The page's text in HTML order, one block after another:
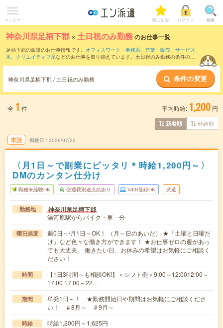
メニュー 気になる! ログイン 検索
神奈川県足柄下郡 ×土日祝のみ勤務のお仕事一覧
足柄下郡の派遣のお仕事情報です。 オフィスワーク・事務系、 営業・販売・サービス
系、 クリエイティブ系などのお仕事を取り揃えています。土日祝のみ勤務の条件の他
神奈川県足柄下郡 / 土日祝のみ勤務 条件の変更
全 1 件 平均時給: 1,200 円
新着順 時給順
未読 掲載日 2026/07/22
〈月1日～で副業にピッタリ＊時給1,200円～〉
DMのカンタン仕分け
職種未経験OK 交通費別途支給あり WEB登録OK 派遣
勤務地 神奈川県足柄下郡
湯河原駅からバイク・車---分
曜日頻度
週0日～/月1日～OK！ （月～日のあいだ） ★「土曜と日曜だ
け」など色々な働き方ができます！ ★お仕事ゼロの週があっ
ても大丈夫。 働きたい日、お休みの希望はお気軽にご相談く
ださい！
時間
【1日3時間～も相談OK!】＜シフト例＞9:00～12:0012:00～
17:00 17:00～22…
期間
単発1日～！ ★勤務開始日や期間はお気軽にご相談くださ
い！ ＃8月～ ＃9月～
時給 時給1,200円～1,625円